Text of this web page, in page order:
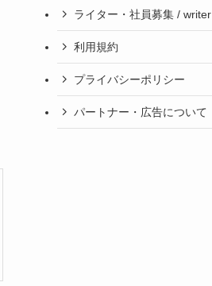
ライター・社員募集 / writer
利用規約
プライバシーポリシー
パートナー・広告について